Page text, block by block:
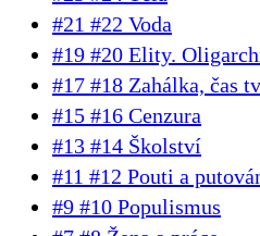
#21 #22 Voda
#19 #20 Elity.
#17 #18 Zahálka, čas
#15 #16 Cenzura
#13 #14 Školství
#11 #12 Pouti a
#9 #10 Populismus